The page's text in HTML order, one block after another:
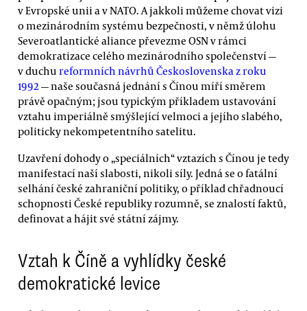
v Evropské unii a v NATO. A jakkoli můžeme chovat vizi
o mezinárodním systému bezpečnosti, v němž úlohu
Severoatlantické aliance převezme OSN v rámci
demokratizace celého mezinárodního společenství —
v duchu reformních návrhů Československa z roku
1992 — naše současná jednání s Čínou míří směrem
právě opačným; jsou typickým příkladem ustavování
vztahu imperiálně smýšlející velmoci a jejího slabého,
politicky nekompetentního satelitu.
Uzavření dohody o „speciálních“ vztazích s Čínou je tedy
manifestací naší slabosti, nikoli síly. Jedná se o fatální
selhání české zahraniční politiky, o příklad chřadnoucí
schopnosti České republiky rozumně, se znalostí faktů,
definovat a hájit své státní zájmy.
Vztah k Číně a vyhlídky české
demokratické levice